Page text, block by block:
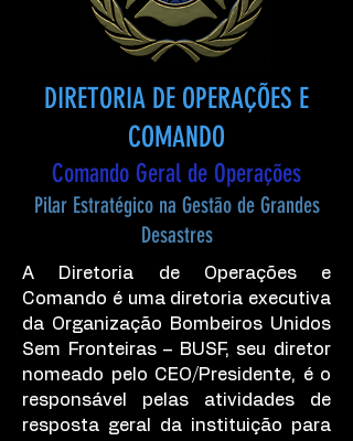
DIRETORIA DE OPERAÇÕES E
COMANDO
Comando Geral de Operações
Pilar Estratégico na Gestão de Grandes
Desastres
A Diretoria de Operações e
Comando é uma diretoria executiva
da Organização Bombeiros Unidos
Sem Fronteiras – BUSF, seu diretor
nomeado pelo CEO/Presidente, é o
responsável pelas atividades de
resposta geral da instituição para